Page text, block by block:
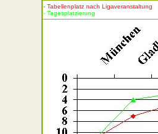
- Tabellenplatz nach Ligaveranstaltung
- Tagesplatzierung